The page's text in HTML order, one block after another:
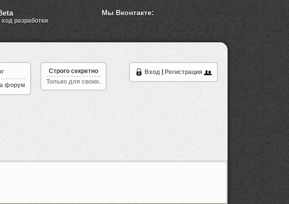
ход разработки
Мы Вконтакте:
Вход Регистрация
форум
Строго секретно
Только для своих.